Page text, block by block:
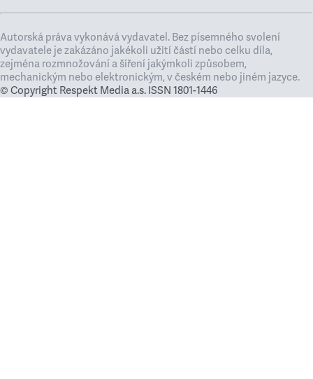
Autorská práva vykonává vydavatel. Bez písemného svolení
vydavatele je zakázáno jakékoli užití částí nebo celku díla,
zejména rozmnožování a šíření jakýmkoli způsobem,
mechanickým nebo elektronickým, v českém nebo jiném jazyce.
© Copyright Respekt Media a.s. ISSN 1801-1446